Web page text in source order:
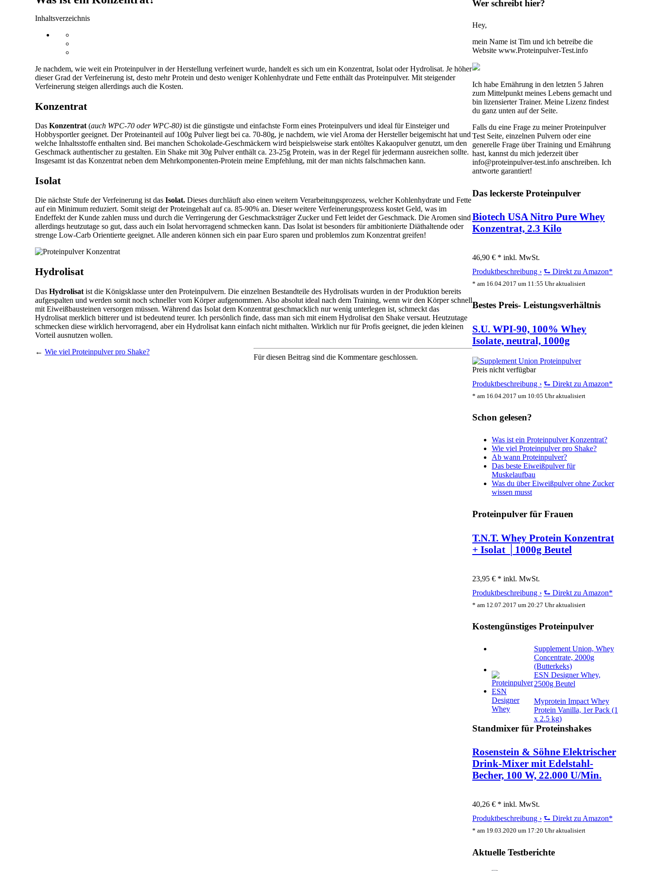
Inhaltsverzeichnis
Je nachdem, wie weit ein Proteinpulver in der Herstellung verfeinert wurde, handelt es sich um ein Konzentrat, Isolat oder Hydrolisat. Je höher
dieser Grad der Verfeinerung ist, desto mehr Protein und desto weniger Kohlenhydrate und Fette enthält das Proteinpulver. Mit steigender
Verfeinerung steigen allerdings auch die Kosten.
Konzentrat
Das Konzentrat (auch WPC-70 oder WPC-80) ist die günstigste und einfachste Form eines Proteinpulvers und ideal für Einsteiger und
Hobbysportler geeignet. Der Proteinanteil auf 100g Pulver liegt bei ca. 70-80g, je nachdem, wie viel Aroma der Hersteller beigemischt hat und
welche Inhaltsstoffe enthalten sind. Bei manchen Schokolade-Geschmäckern wird beispielsweise stark entöltes Kakaopulver genutzt, um den
Geschmack authentischer zu gestalten. Ein Shake mit 30g Pulver enthält ca. 23-25g Protein, was in der Regel für jedermann ausreichen sollte.
Insgesamt ist das Konzentrat neben dem Mehrkomponenten-Protein meine Empfehlung, mit der man nichts falschmachen kann.
Isolat
Die nächste Stufe der Verfeinerung ist das Isolat. Dieses durchläuft also einen weitern Verarbeitungsprozess, welcher Kohlenhydrate und Fette
auf ein Minimum reduziert. Somit steigt der Proteingehalt auf ca. 85-90% an. Dieser weitere Verfeinerungsprozess kostet Geld, was im
Endeffekt der Kunde zahlen muss und durch die Verringerung der Geschmacksträger Zucker und Fett leidet der Geschmack. Die Aromen sind
allerdings heutzutage so gut, dass auch ein Isolat hervorragend schmecken kann. Das Isolat ist besonders für ambitionierte Diäthaltende oder
strenge Low-Carb Orientierte geeignet. Alle anderen können sich ein paar Euro sparen und problemlos zum Konzentrat greifen!
Hydrolisat
Das Hydrolisat ist die Königsklasse unter den Proteinpulvern. Die einzelnen Bestandteile des Hydrolisats wurden in der Produktion bereits
aufgespalten und werden somit noch schneller vom Körper aufgenommen. Also absolut ideal nach dem Training, wenn wir den Körper schnell
mit Eiweißbausteinen versorgen müssen. Während das Isolat dem Konzentrat geschmacklich nur wenig unterlegen ist, schmeckt das
Hydrolisat merklich bitterer und ist bedeutend teurer. Ich persönlich finde, dass man sich mit einem Hydrolisat den Shake versaut. Heutzutage
schmecken diese wirklich hervorragend, aber ein Hydrolisat kann einfach nicht mithalten. Wirklich nur für Profis geeignet, die jeden kleinen
Vorteil ausnutzen wollen.
← Wie viel Proteinpulver pro Shake?
Für diesen Beitrag sind die Kommentare geschlossen.
Wer schreibt hier?
Hey,
mein Name ist Tim und ich betreibe die
Website www.Proteinpulver-Test.info
Ich habe Ernährung in den letzten 5 Jahren
zum Mittelpunkt meines Lebens gemacht und
bin lizensierter Trainer. Meine Lizenz findest
du ganz unten auf der Seite.
Falls du eine Frage zu meiner Proteinpulver
Test Seite, einzelnen Pulvern oder eine
generelle Frage über Training und Ernährung
hast, kannst du mich jederzeit über
info@proteinpulver-test.info anschreiben. Ich
antworte garantiert!
Das leckerste Proteinpulver
Biotech USA Nitro Pure Whey
Konzentrat, 2.3 Kilo
46,90 € * inkl. MwSt.
Produktbeschreibung › ⮑ Direkt zu Amazon*
* am 16.04.2017 um 11:55 Uhr aktualisiert
Bestes Preis- Leistungsverhältnis
S.U. WPI-90, 100% Whey
Isolate, neutral, 1000g
Preis nicht verfügbar
Produktbeschreibung › ⮑ Direkt zu Amazon*
* am 16.04.2017 um 10:05 Uhr aktualisiert
Schon gelesen?
Was ist ein Proteinpulver Konzentrat?
Wie viel Proteinpulver pro Shake?
Ab wann Proteinpulver?
Das beste Eiweißpulver für
Muskelaufbau
Was du über Eiweißpulver ohne Zucker
wissen musst
Proteinpulver für Frauen
T.N.T. Whey Protein Konzentrat
+ Isolat │1000g Beutel
23,95 € * inkl. MwSt.
Produktbeschreibung › ⮑ Direkt zu Amazon*
* am 12.07.2017 um 20:27 Uhr aktualisiert
Kostengünstiges Proteinpulver
Supplement Union, Whey
Concentrate, 2000g
(Butterkeks)
ESN Designer Whey,
2500g Beutel
Myprotein Impact Whey
Protein Vanilla, 1er Pack (1
x 2.5 kg)
Standmixer für Proteinshakes
Rosenstein & Söhne Elektrischer
Drink-Mixer mit Edelstahl-
Becher, 100 W, 22.000 U/Min.
40,26 € * inkl. MwSt.
Produktbeschreibung › ⮑ Direkt zu Amazon*
* am 19.03.2020 um 17:20 Uhr aktualisiert
Aktuelle Testberichte